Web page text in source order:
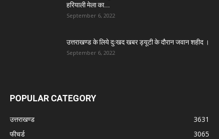
हरियाली मेला का...
September 6, 2022
उत्तराखण्ड के लिये दुःखद खबर ड्यूटी के दौरान जवान शहीद ।
September 6, 2022
POPULAR CATEGORY
उत्तराखण्ड
3631
फीचर्ड
3065